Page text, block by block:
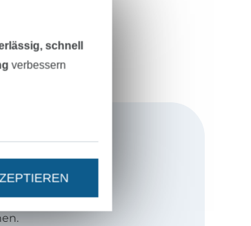
schnell
verbessern